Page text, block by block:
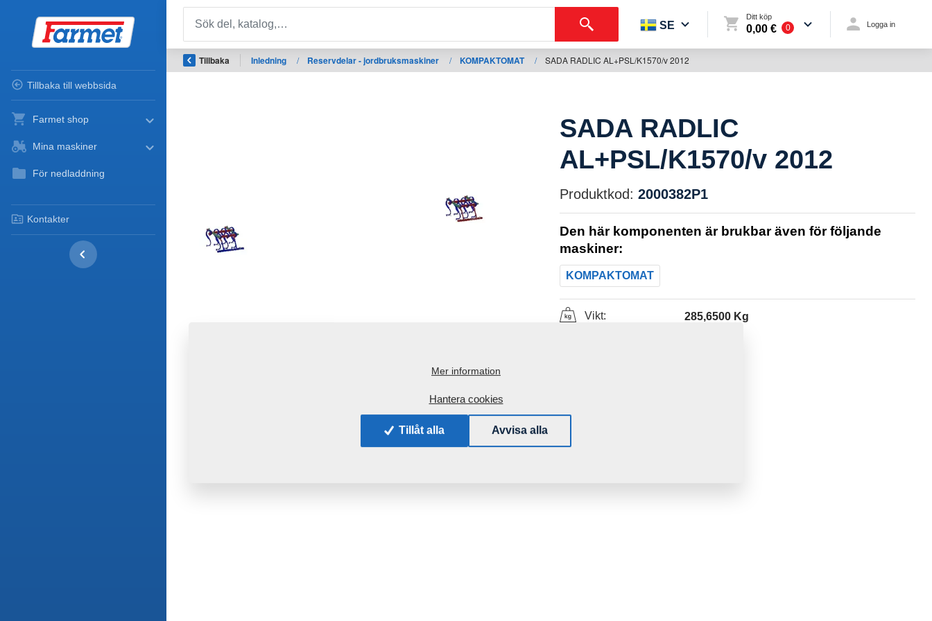
Tillbaka till webbsida
Farmet shop
Mina maskiner
För nedladdning
Kontakter
SE
Ditt köp
0,00 € 0 Logga in
Tillbaka Inledning / Reservdelar - jordbruksmaskiner / KOMPAKTOMAT / SADA RADLIC AL+PSL/K1570/v 2012
SADA RADLIC
AL+PSL/K1570/v 2012
Produktkod: 2000382P1
Den här komponenten är brukbar även för följande
maskiner:
KOMPAKTOMAT
Vikt: 285,6500 Kg
Mer information
Hantera cookies
Tillåt alla Avvisa alla